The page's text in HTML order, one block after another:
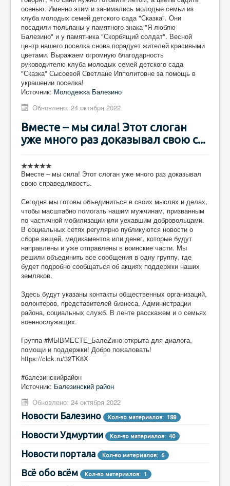
осенью. Именно этим и занимались молодые семьи из
клуба молодых семей детского сада "Сказка". Они
посадили тюльпаны у памятного знака "Я люблю
Балезино" и у памятника "Скорбящий солдат". Весной
центр нашего поселка снова порадует жителей красивыми
цветами. Выражаем огромную благодарность
руководителю клуба молодых семей детского сада
"Сказка" Сысоевой Светлане Ипполитовне за помощь в
украшении поселка!
Источник: Молодежка Балезино
Обновлено: 24 октября 2022
Вместе – мы сила! Этот слоган
уже много раз доказывал свою с...
Вместе – мы сила! Этот слоган уже много раз доказывал
свою справедливость.
Сегодня мы готовы объединиться в своих мыслях и делах,
чтобы масштабно помогать нашим мужчинам, призванным
по частичной мобилизации или уехавшим добровольцами.
В социальных сетях регулярно публикуются новости о
сборе вещей, медикаментов или денег, которые будут
направлены и уже отправлены в воинские части. Мы
решили объединить все сообщения в одну группу, где
будет подробно сообщаться об акциях поддержки наших
земляков.
Здесь будут указаны контакты общественных организаций,
волонтеров, представителей бизнеса, Администрации
района, социальных служб. В ленте расскажем и о семьях
военнослужащих.
Группа #МЫВМЕСТЕ_БалеZино открыта для диалога,
помощи и поддержки! Добро пожаловать!
https://clck.ru/32TK8X
#балезинскийрайон
Источник: Балезинский район
Обновлено: 24 октября 2022
Новости Балезино Кол-во материалов: 188
Новости Удмуртии Кол-во материалов: 40
Новости портала Кол-во материалов: 6
Всё обо всём Кол-во материалов: 1